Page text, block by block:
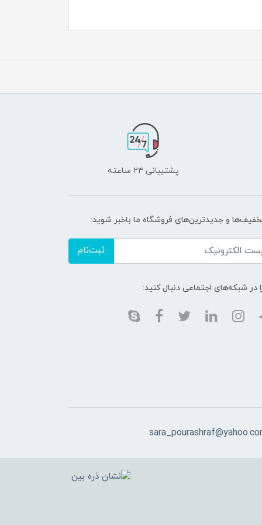
پشتیبانی ۲۴ ساعته
و جدیدترین‌های فروشگاه ما باخبر شوید:
ثبت‌نام
در شبکه‌های اجتماعی دنبال کنید: